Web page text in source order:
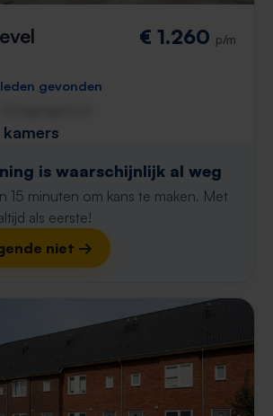
€ 1.260 p/m
gevonden
kamers
is waarschijnlijk al weg
15 minuten om kans te maken. Met
als eerste!
niet →